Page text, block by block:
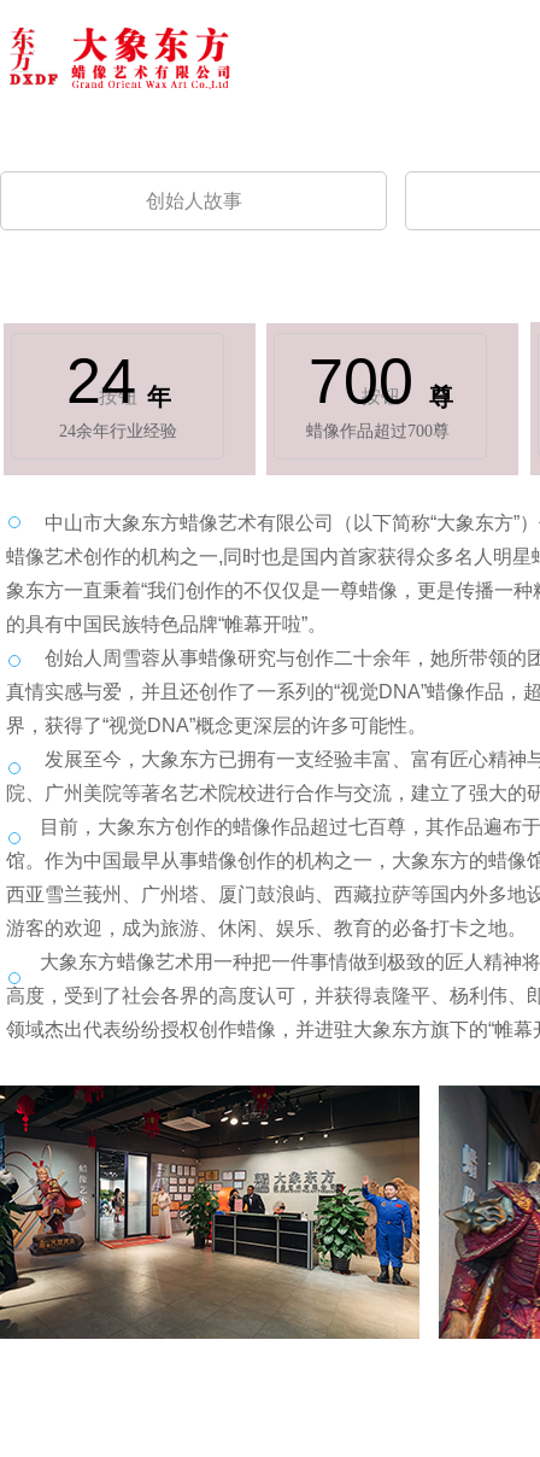
创始人故事
按钮
24 年
24余年行业经验
按钮
700 尊
蜡像作品超过700尊
中山市大象东方蜡像艺术有限公司（以下简称“大象东方”）
蜡像艺术创作的机构之一,同时也是国内首家获得众多名人明
象东方一直秉着“我们创作的不仅仅是一尊蜡像，更是传播一
的具有中国民族特色品牌“帷幕开啦”。
创始人周雪蓉从事蜡像研究与创作二十余年，她所带领的
真情实感与爱，并且还创作了一系列的“视觉DNA”蜡像作品，
界，获得了“视觉DNA”概念更深层的许多可能性。
发展至今，大象东方已拥有一支经验丰富、富有匠心精神
院、广州美院等著名艺术院校进行合作与交流，建立了强大的
目前，大象东方创作的蜡像作品超过七百尊，其作品遍布
馆。作为中国最早从事蜡像创作的机构之一，大象东方的蜡
西亚雪兰莪州、广州塔、厦门鼓浪屿、西藏拉萨等国内外多地
游客的欢迎，成为旅游、休闲、娱乐、教育的必备打卡之地。
大象东方蜡像艺术用一种把一件事情做到极致的匠人精神
高度，受到了社会各界的高度认可，并获得袁隆平、杨利伟、
领域杰出代表纷纷授权创作蜡像，并进驻大象东方旗下的“帷幕